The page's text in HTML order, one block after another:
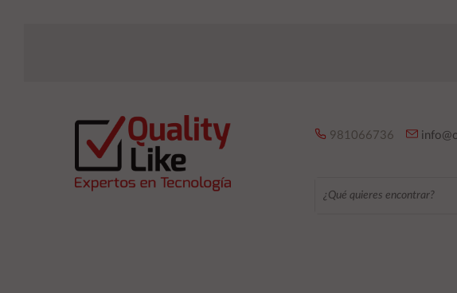
981066736